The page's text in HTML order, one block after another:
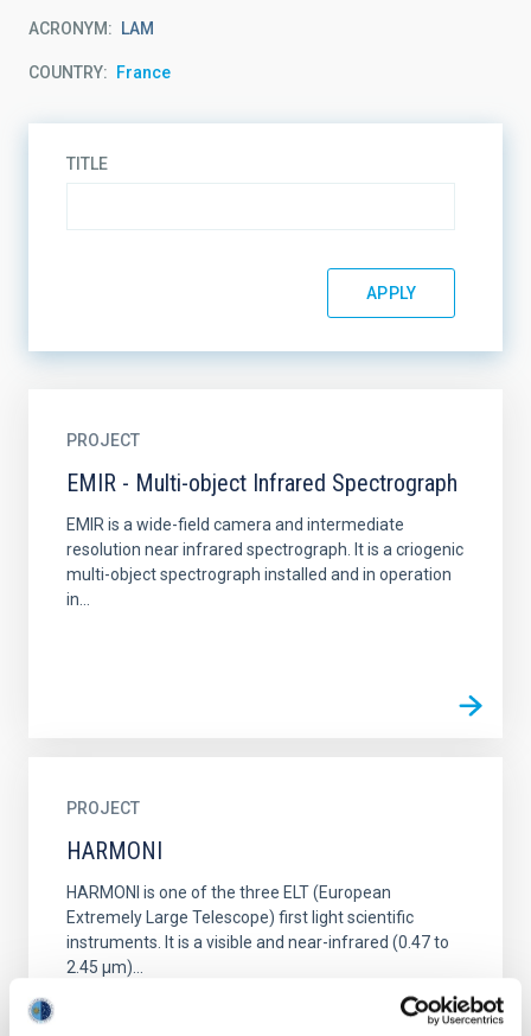
ACRONYM LAM
COUNTRY France
TITLE
PROJECT
EMIR - Multi-object Infrared Spectrograph
EMIR is a wide-field camera and intermediate
resolution near infrared spectrograph. It is a criogenic
multi-object spectrograph installed and in operation
in...
PROJECT
HARMONI
HARMONI is one of the three ELT (European
Extremely Large Telescope) first light scientific
instruments. It is a visible and near-infrared (0.47 to
2.45 µm)...